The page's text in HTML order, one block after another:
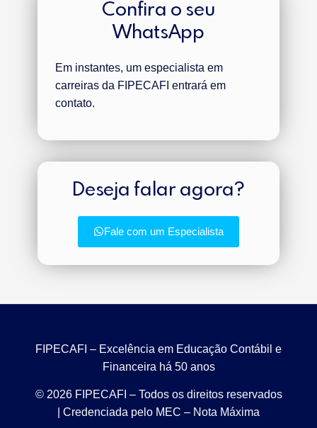
Confira o seu
WhatsApp
Em instantes, um especialista em
carreiras da FIPECAFI entrará em
contato.
Deseja falar agora?
Fale com um Especialista
FIPECAFI – Excelência em Educação Contábil e
Financeira há 50 anos
© 2026 FIPECAFI – Todos os direitos reservados
| Credenciada pelo MEC – Nota Máxima